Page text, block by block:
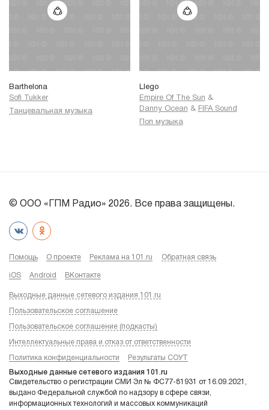
Barthelona
Sofi Tukker
Танцевальная музыка
Llego
Empire Of The Sun &
Danny Ocean & FIFA Sound
Поп музыка
© ООО «ГПМ Радио» 2026. Все права защищены.
Помощь О проекте Реклама на 101.ru Обратная связь
iOS Android ВКонтакте
Выходные данные сетевого издания 101.ru
Пользовательское соглашение
Пользовательское соглашение (подкасты)
Интеллектуальные права и отказ от ответственности
Политика конфиденциальности Результаты СОУТ
Выходные данные сетевого издания 101.ru
Свидетельство о регистрации СМИ Эл № ФС77-81931 от 16.09.2021,
выдано Федеральной службой по надзору в сфере связи,
информационных технологий и массовых коммуникаций